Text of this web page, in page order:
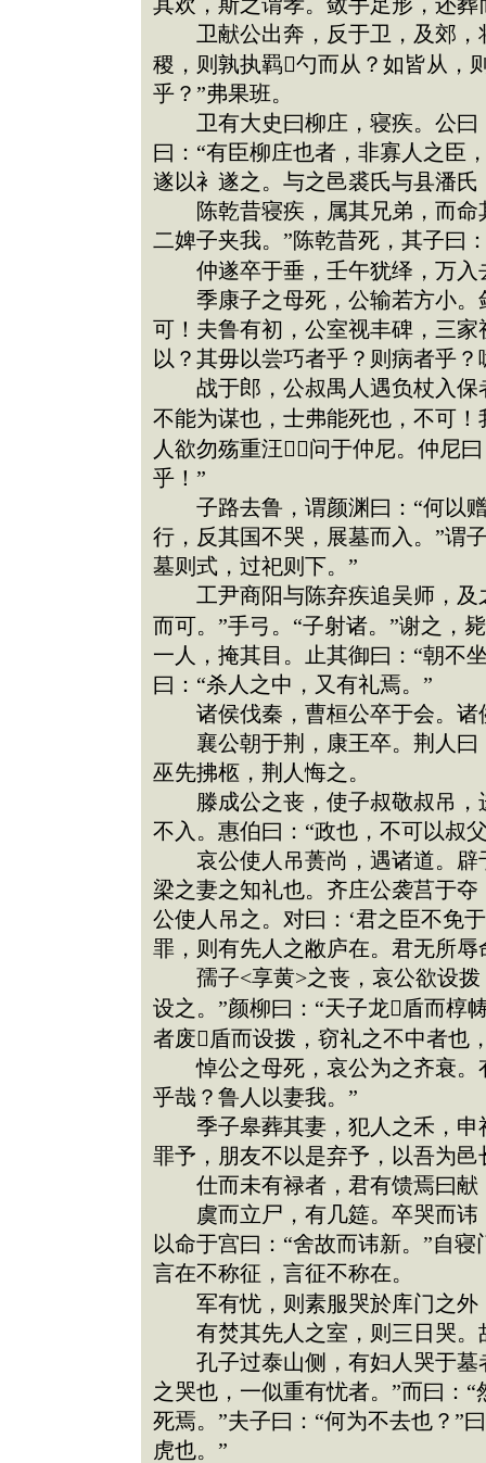
卫献公出奔，反于卫，及郊，
稷，则孰执羁勺而从？如皆从，
乎？”弗果班。
卫有大史曰柳庄，寝疾。公曰
曰：“有臣柳庄也者，非寡人之臣
遂以衤遂之。与之邑裘氏与县潘
陈乾昔寝疾，属其兄弟，而命
二婢子夹我。”陈乾昔死，其子曰
仲遂卒于垂，壬午犹绎，万入
季康子之母死，公输若方小。
可！夫鲁有初，公室视丰碑，三
以？其毋以尝巧者乎？则病者乎？
战于郎，公叔禺人遇负杖入保
不能为谋也，士弗能死也，不可
人欲勿殇重汪，问于仲尼。仲尼
乎！”
子路去鲁，谓颜渊曰：“何以赠
行，反其国不哭，展墓而入。”谓
墓则式，过祀则下。”
工尹商阳与陈弃疾追吴师，及
而可。”手弓。“子射诸。”谢之，
一人，掩其目。止其御曰：“朝不
曰：“杀人之中，又有礼焉。”
诸侯伐秦，曹桓公卒于会。诸
襄公朝于荆，康王卒。荆人曰
巫先拂柩，荆人悔之。
滕成公之丧，使子叔敬叔吊，
不入。惠伯曰：“政也，不可以叔
哀公使人吊蒉尚，遇诸道。辟
梁之妻之知礼也。齐庄公袭莒于
公使人吊之。对曰：‘君之臣不免
罪，则有先人之敝庐在。君无所辱
孺子<享黄>之丧，哀公欲设拨
设之。”颜柳曰：“天子龙盾而椁
者废盾而设拨，窃礼之不中者也
悼公之母死，哀公为之齐衰。
乎哉？鲁人以妻我。”
季子皋葬其妻，犯人之禾，申
罪予，朋友不以是弃予，以吾为
仕而未有禄者，君有馈焉曰献
虞而立尸，有几筵。卒哭而讳
以命于宫曰：“舍故而讳新。”自
言在不称征，言征不称在。
军有忧，则素服哭於库门之外
有焚其先人之室，则三日哭。
孔子过泰山侧，有妇人哭于墓
之哭也，一似重有忧者。”而曰：
死焉。”夫子曰：“何为不去也？”
虎也。”